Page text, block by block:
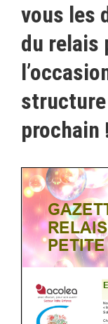
vous les
du relais
structure
prochain